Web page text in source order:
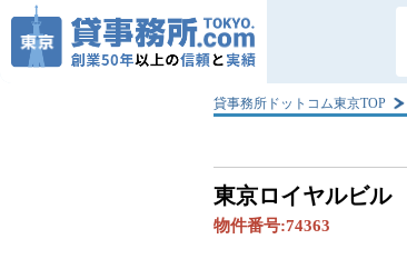
貸事務所ドットコム東京TOP
東京ロイヤルビル
物件番号:74363